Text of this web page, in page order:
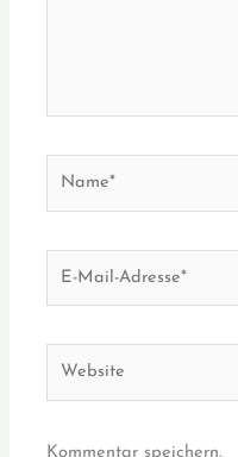
Kommentar speichern.